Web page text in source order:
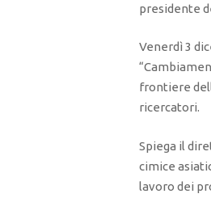
presidente
Venerdì 3
frontiere
ricercatori.
Spiega il
cimice
lavoro dei